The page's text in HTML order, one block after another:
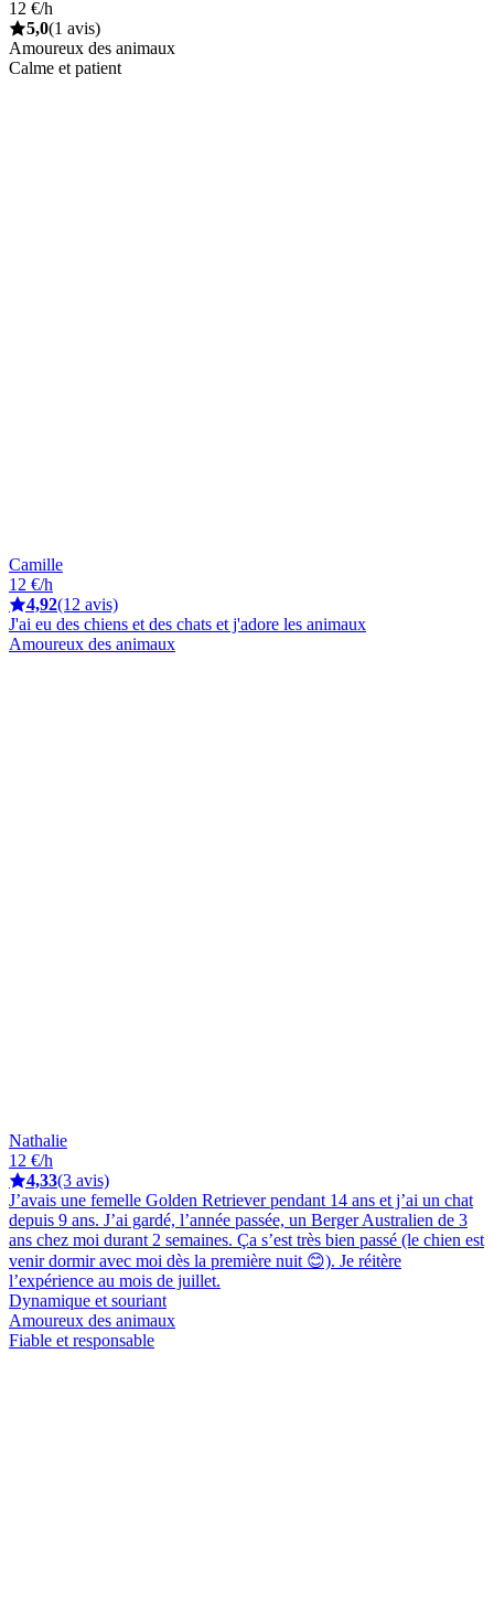
12 €/h
5,0(1 avis)
Amoureux des animaux
Calme et patient
Camille
12 €/h
4,92(12 avis)
J'ai eu des chiens et des chats et j'adore les animaux
Amoureux des animaux
Nathalie
12 €/h
4,33(3 avis)
J’avais une femelle Golden Retriever pendant 14 ans et j’ai un chat
depuis 9 ans. J’ai gardé, l’année passée, un Berger Australien de 3
ans chez moi durant 2 semaines. Ça s’est très bien passé (le chien est
venir dormir avec moi dès la première nuit 😊). Je réitère
l’expérience au mois de juillet.
Dynamique et souriant
Amoureux des animaux
Fiable et responsable